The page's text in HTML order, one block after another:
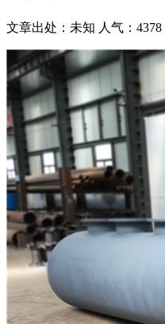
文章出处：未知 人气：4378